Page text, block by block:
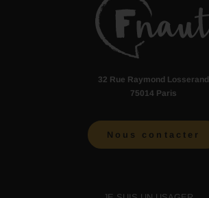
32 Rue Raymond Losserand
75014 Paris
Nous contacter